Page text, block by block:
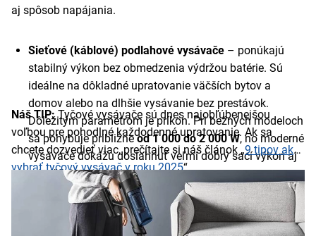
aj spôsob napájania.
Sieťové (káblové) podlahové vysávače – ponúkajú
stabilný výkon bez obmedzenia výdržou batérie. Sú
ideálne na dôkladné upratovanie väčších bytov a
domov alebo na dlhšie vysávanie bez prestávok.
Dôležitým parametrom je príkon. Pri bežných modeloch
sa pohybuje približneod 1 000 do 2 000 W, no moderné
vysávače dokážu dosiahnuť veľmi dobrý sací výkon aj
pri nižšej spotrebe energie.
Akumulátorové podlahové vysávače
– fungujú bez
kábla a poskytujú maximálnu voľnosť pohybu.
Najčastejšie ide o tyčové vysávače, ktoré sú ľahké,
Náš TIP:Tyčové vysávače sú dnes najobľúbenejšou
voľbou pre pohodlné každodenné upratovanie. Ak sa
chcete dozvedieť viac, prečítajte si náš článok „9 tipov ako
vybrať tyčový vysávač v roku 2025“.